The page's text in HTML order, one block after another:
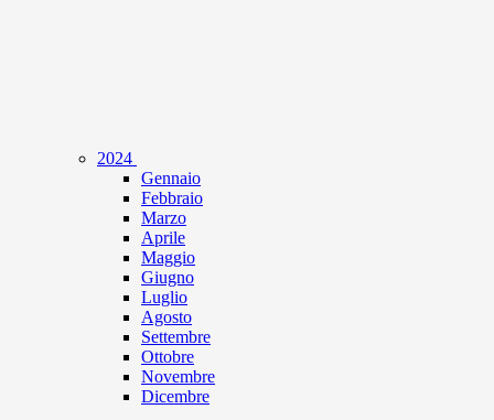
2024
Gennaio
Febbraio
Marzo
Aprile
Maggio
Giugno
Luglio
Agosto
Settembre
Ottobre
Novembre
Dicembre